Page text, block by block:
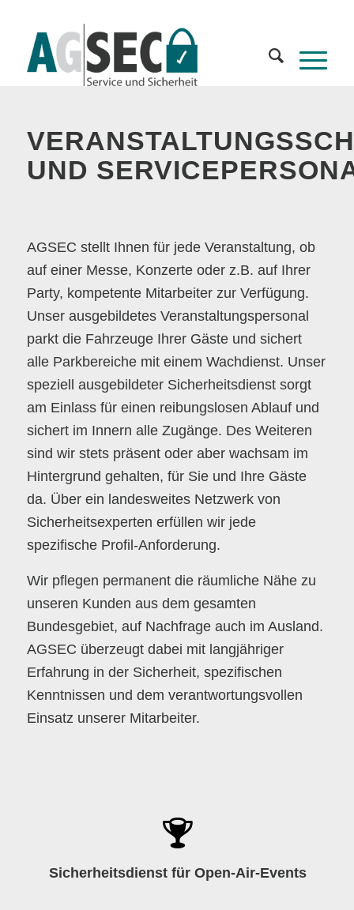
UND
AGSEC stellt Ihnen für jede Veranstaltung, ob
auf einer Messe, Konzerte oder z.B. auf Ihrer
Party, kompetente Mitarbeiter zur Verfügung.
Unser ausgebildetes Veranstaltungspersonal
parkt die Fahrzeuge Ihrer Gäste und sichert
alle Parkbereiche mit einem Wachdienst. Unser
speziell ausgebildeter Sicherheitsdienst sorgt
am Einlass für einen reibungslosen Ablauf und
sichert im Innern alle Zugänge. Des Weiteren
sind wir stets präsent oder aber wachsam im
Hintergrund gehalten, für Sie und Ihre Gäste
da. Über ein landesweites Netzwerk von
Sicherheitsexperten erfüllen wir jede
spezifische Profil-Anforderung.
Wir pflegen permanent die räumliche Nähe zu
unseren Kunden aus dem gesamten
Bundesgebiet, auf Nachfrage auch im Ausland.
AGSEC überzeugt dabei mit langjähriger
Erfahrung in der Sicherheit, spezifischen
Kenntnissen und dem verantwortungsvollen
Einsatz unserer Mitarbeiter.
Sicherheitsdienst für Open-Air-Events
Sicherheitsdienst für Open-Air-